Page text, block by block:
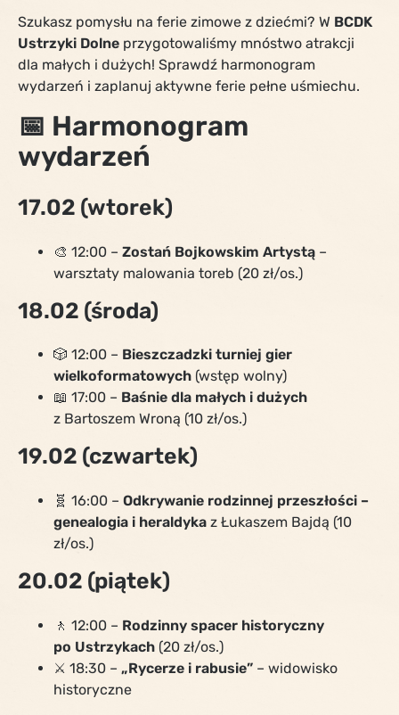
Szukasz pomysłu na ferie zimowe z dziećmi? W BCDK
Ustrzyki Dolne przygotowaliśmy mnóstwo atrakcji
dla małych i dużych! Sprawdź harmonogram
wydarzeń i zaplanuj aktywne ferie pełne uśmiechu.
📅 Harmonogram
wydarzeń
17.02 (wtorek)
🎨 12:00 – Zostań Bojkowskim Artystą –
warsztaty malowania toreb (20 zł/os.)
18.02 (środa)
🎲 12:00 – Bieszczadzki turniej gier
wielkoformatowych (wstęp wolny)
📖 17:00 – Baśnie dla małych i dużych
z Bartoszem Wroną (10 zł/os.)
19.02 (czwartek)
🧬 16:00 – Odkrywanie rodzinnej przeszłości –
genealogia i heraldyka z Łukaszem Bajdą (10
zł/os.)
20.02 (piątek)
🚶 12:00 – Rodzinny spacer historyczny
po Ustrzykach (20 zł/os.)
⚔️ 18:30 – „Rycerze i rabusie” – widowisko
historyczne